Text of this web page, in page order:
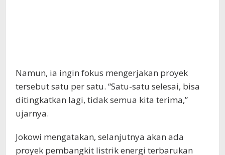
Namun, ia ingin fokus mengerjakan proyek
tersebut satu per satu. “Satu-satu selesai, bisa
ditingkatkan lagi, tidak semua kita terima,”
ujarnya.
Jokowi mengatakan, selanjutnya akan ada
proyek pembangkit listrik energi terbarukan